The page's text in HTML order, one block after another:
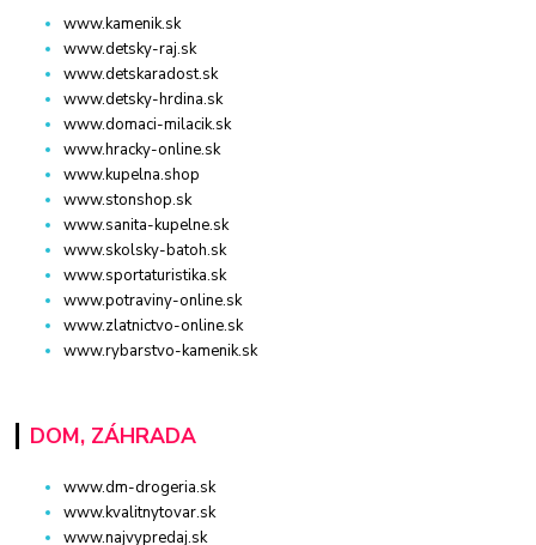
www.kamenik.sk
www.detsky-raj.sk
www.detskaradost.sk
www.detsky-hrdina.sk
www.domaci-milacik.sk
www.hracky-online.sk
www.kupelna.shop
www.stonshop.sk
www.sanita-kupelne.sk
www.skolsky-batoh.sk
www.sportaturistika.sk
www.potraviny-online.sk
www.zlatnictvo-online.sk
www.rybarstvo-kamenik.sk
DOM, ZÁHRADA
www.dm-drogeria.sk
www.kvalitnytovar.sk
www.najvypredaj.sk